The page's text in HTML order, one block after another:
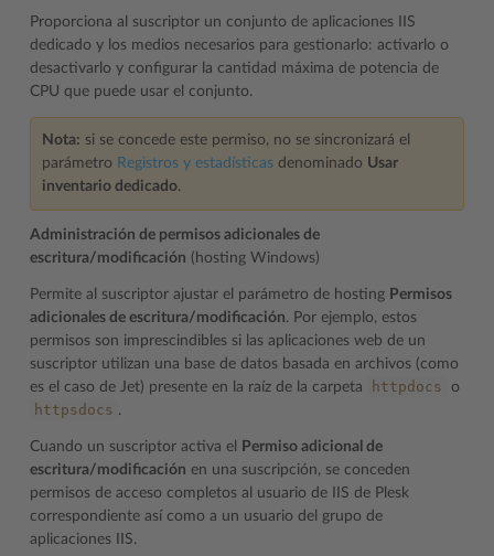
Proporciona al suscriptor un conjunto de aplicaciones IIS
dedicado y los medios necesarios para gestionarlo: activarlo o
desactivarlo y configurar la cantidad máxima de potencia de
CPU que puede usar el conjunto.
Nota: si se concede este permiso, no se sincronizará el
parámetro Registros y estadísticas denominado Usar
inventario dedicado.
Administración de permisos adicionales de
escritura/modificación (hosting Windows)
Permite al suscriptor ajustar el parámetro de hosting Permisos
adicionales de escritura/modificación. Por ejemplo, estos
permisos son imprescindibles si las aplicaciones web de un
suscriptor utilizan una base de datos basada en archivos (como
es el caso de Jet) presente en la raíz de la carpeta
httpdocs o
httpsdocs .
Cuando un suscriptor activa el
Permiso adicional de
escritura/modificación en una suscripción, se conceden
permisos de acceso completos al usuario de IIS de Plesk
correspondiente así como a un usuario del grupo de
aplicaciones IIS.